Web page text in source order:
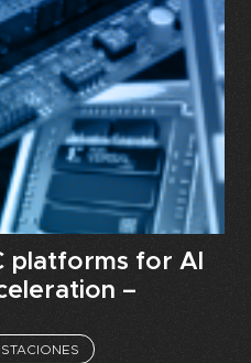
platforms for Al
–